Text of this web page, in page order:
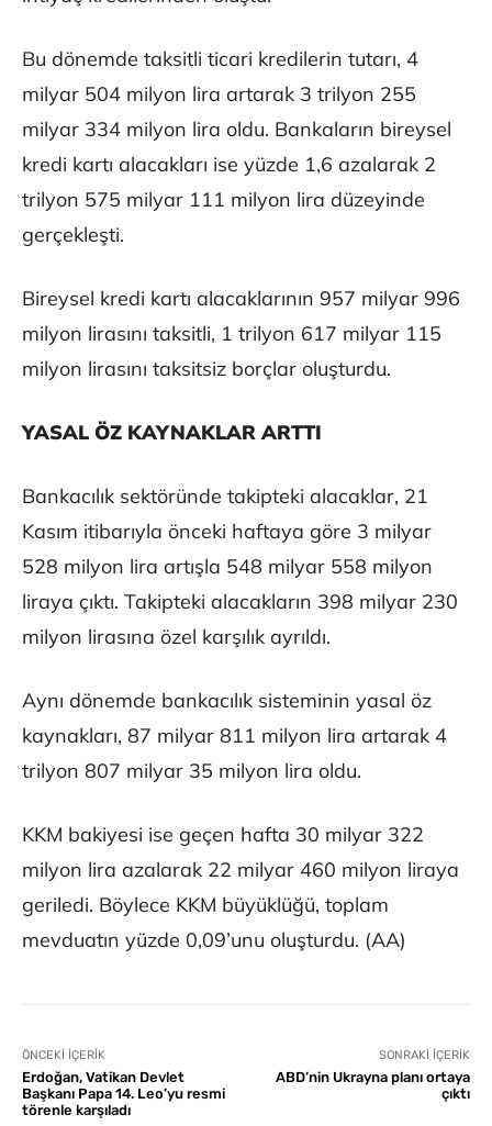
Bu dönemde taksitli ticari kredilerin tutarı, 4
milyar 504 milyon lira artarak 3 trilyon 255
milyar 334 milyon lira oldu. Bankaların bireysel
kredi kartı alacakları ise yüzde 1,6 azalarak 2
trilyon 575 milyar 111 milyon lira düzeyinde
gerçekleşti.
Bireysel kredi kartı alacaklarının 957 milyar 996
milyon lirasını taksitli, 1 trilyon 617 milyar 115
milyon lirasını taksitsiz borçlar oluşturdu.
YASAL ÖZ KAYNAKLAR ARTTI
Bankacılık sektöründe takipteki alacaklar, 21
Kasım itibarıyla önceki haftaya göre 3 milyar
528 milyon lira artışla 548 milyar 558 milyon
liraya çıktı. Takipteki alacakların 398 milyar 230
milyon lirasına özel karşılık ayrıldı.
Aynı dönemde bankacılık sisteminin yasal öz
kaynakları, 87 milyar 811 milyon lira artarak 4
trilyon 807 milyar 35 milyon lira oldu.
KKM bakiyesi ise geçen hafta 30 milyar 322
milyon lira azalarak 22 milyar 460 milyon liraya
geriledi. Böylece KKM büyüklüğü, toplam
mevduatın yüzde 0,09’unu oluşturdu. (AA)
ÖNCEKI İÇERIK
Erdoğan, Vatikan Devlet
Başkanı Papa 14. Leo’yu resmi
törenle karşıladı
SONRAKI İÇERIK
ABD’nin Ukrayna planı ortaya
çıktı